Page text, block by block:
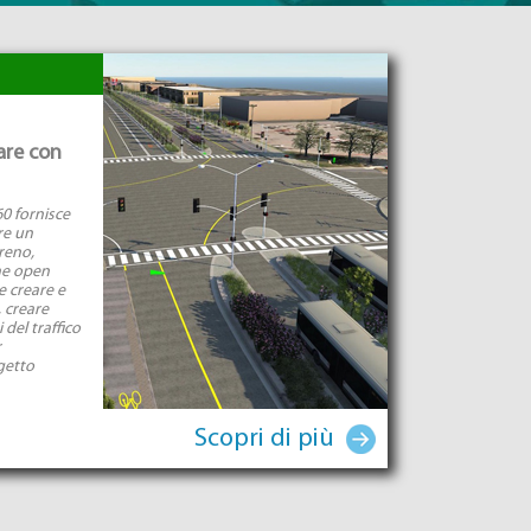
con
fornisce
un
open
creare e
del traffico
Scopri di più